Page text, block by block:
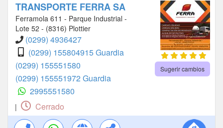
TRANSPORTE FERRA SA
Ferramola 611 - Parque Industrial -
Lote 52 - (8316) Plottier
(0299) 4936427
(0299) 155804915 Guardia
(0299) 155551580
(0299) 155551972 Guardia
2995551580
Sugerir cambios
| Cerrado